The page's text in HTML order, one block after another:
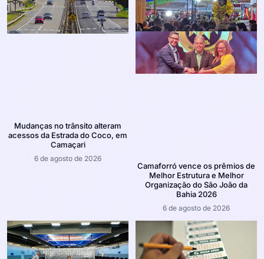
Mudanças no trânsito alteram
acessos da Estrada do Coco, em
Camaçari
6 de agosto de 2026
Camaforró vence os prêmios de
Melhor Estrutura e Melhor
Organização do São João da
Bahia 2026
6 de agosto de 2026